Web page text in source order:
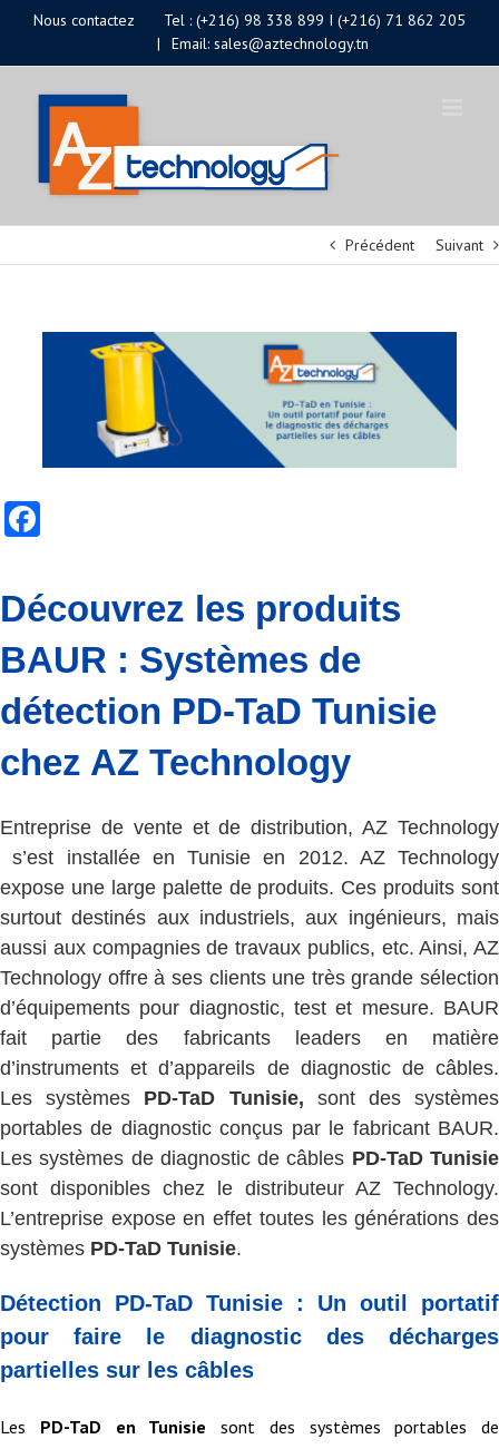
PasserNous contactez Tel : (+216) 98 338 899 I (+216) 71 862 205
|
Email: sales@aztechnology.tn
Précédent Suivant
Découvrez les produits
BAUR : Systèmes de
détection PD-TaD Tunisie
chez AZ Technology
Entreprise de vente et de distribution, AZ Technology
s’est installée en Tunisie en 2012. AZ Technology
expose une large palette de produits. Ces produits sont
surtout destinés aux industriels, aux ingénieurs, mais
aussi aux compagnies de travaux publics, etc. Ainsi, AZ
Technology offre à ses clients une très grande sélection
d’équipements pour diagnostic, test et mesure. BAUR
fait partie des fabricants leaders en matière
d’instruments et d’appareils de diagnostic de câbles.
Les systèmes PD-TaD Tunisie, sont des systèmes
portables de diagnostic conçus par le fabricant BAUR.
Les systèmes de diagnostic de câbles PD-TaD Tunisie
sont disponibles chez le distributeur AZ Technology.
L’entreprise expose en effet toutes les générations des
systèmes PD-TaD Tunisie.
Détection PD-TaD Tunisie : Un outil portatif
pour faire le diagnostic des décharges
partielles sur les câbles
Les PD-TaD en Tunisie sont des systèmes portables de